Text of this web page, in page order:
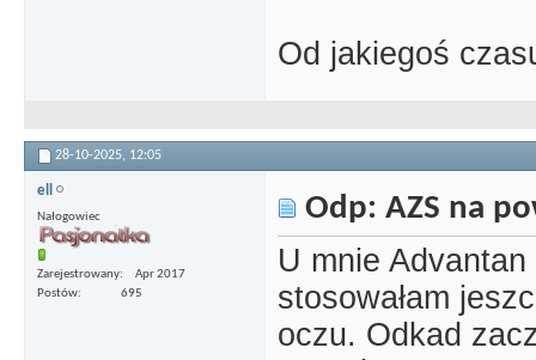
Od jakiegoś
28-10-2025, 12:05
ell
Nałogowiec
Zarejestrowany
Apr 2017
Postów
695
Odp: AZS na
U mnie
stosowałam
oczu. Odkad